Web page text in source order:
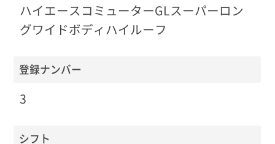
ハイエースコミューターGLスーパーロン
グワイドボディハイルーフ
登録ナンバー
3
シフト